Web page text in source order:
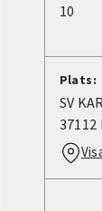
10
Plats:
SV